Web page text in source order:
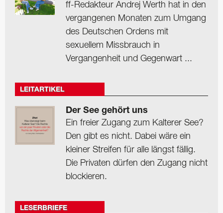
ff-Redakteur Andrej Werth hat in den
vergangenen Monaten zum Umgang
des Deutschen Ordens mit
sexuellem Missbrauch in
Vergangenheit und Gegenwart ...
LEITARTIKEL
Der See gehört uns
Ein freier Zugang zum Kalterer See?
Den gibt es nicht. Dabei wäre ein
kleiner Streifen für alle längst fällig.
Die Privaten dürfen den Zugang nicht
blockieren.
LESERBRIEFE